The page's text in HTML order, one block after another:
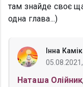
там знайде своє
одна глава...)
Інна
Наташа Олійник